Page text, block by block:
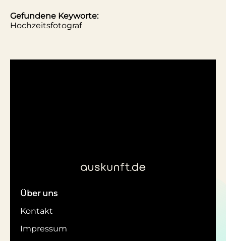
Gefundene Keyworte:
Hochzeitsfotograf
Über uns
Kontakt
Impressum